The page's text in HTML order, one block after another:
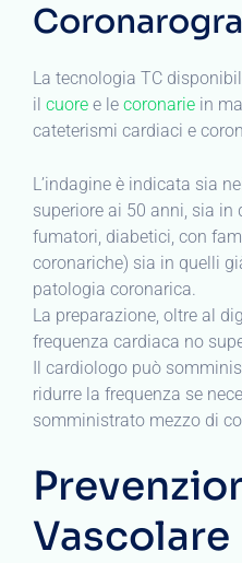
La tecnologia TC
il cuore e le coronarie in
cateterismi cardiaci e
L’indagine è indicata sia
superiore ai 50 anni, sia in
fumatori, diabetici, con
coronariche) sia in quelli
patologia coronarica.
La preparazione, oltre al
frequenza cardiaca no
Il cardiologo può
ridurre la frequenza se
somministrato mezzo di
Vascolare